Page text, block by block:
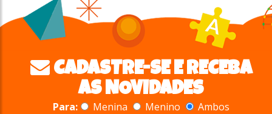
CADASTRE-SE E RECEBA
AS NOVIDADES
Para: Menina Menino Ambos